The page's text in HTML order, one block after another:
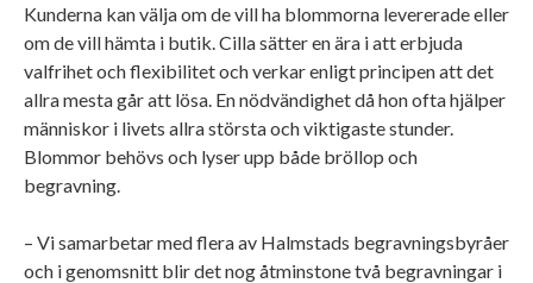
Kunderna kan välja om de vill ha blommorna levererade eller
om de vill hämta i butik. Cilla sätter en ära i att erbjuda
valfrihet och flexibilitet och verkar enligt principen att det
allra mesta går att lösa. En nödvändighet då hon ofta hjälper
människor i livets allra största och viktigaste stunder.
Blommor behövs och lyser upp både bröllop och
begravning.
– Vi samarbetar med flera av Halmstads begravningsbyråer
och i genomsnitt blir det nog åtminstone två begravningar i